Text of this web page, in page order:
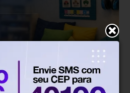
Há 6 meses